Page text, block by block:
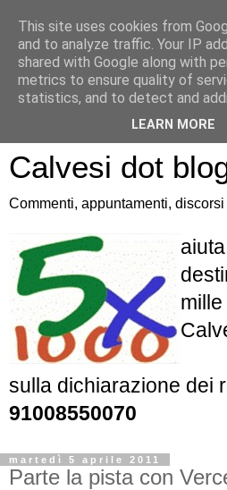
Atletica
Calvesi dot
Commenti, appuntamenti,
sulla dichiarazione dei
91008550070
martedì 5 aprile 2011
Parte la pista con
This site uses cookies from
and to analyze traffic. Your IP
shared with Google along with
metrics to ensure quality of
statistics, and to detect and
LEARN MORE